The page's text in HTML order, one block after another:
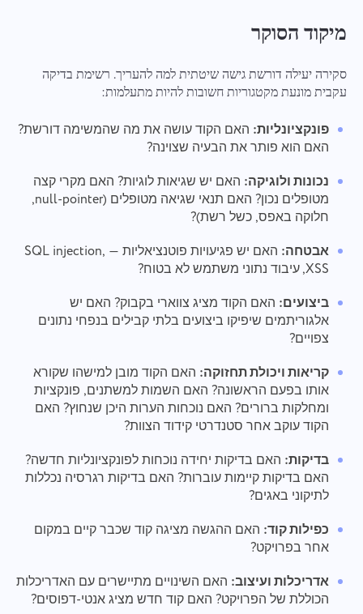
מיקוד הסוקר
סקירה יעילה דורשת גישה שיטתית למה להעריך. רשימת בדיקה
עקבית מונעת מקטגוריות חשובות להיות מתעלמות:
פונקציונליות: האם הקוד עושה את מה שהמשימה דורשת?
האם הוא פותר את הבעיה שצוינה?
נכונות ולוגיקה: האם יש שגיאות לוגיות? האם מקרי קצה
מטופלים נכון? האם תנאי שגיאה מטופלים (null-pointer,
חלוקה באפס, כשל רשת)?
אבטחה:
האם יש פגיעויות פוטנציאליות — SQL injection,
XSS, עיבוד נתוני משתמש לא בטוח?
ביצועים: האם הקוד מציג צווארי בקבוק? האם יש
אלגוריתמים שיפיקו ביצועים בלתי קבילים בנפחי נתונים
צפויים?
קריאות ויכולת תחזוקה: האם הקוד מובן למישהו שקורא
אותו בפעם הראשונה? האם השמות למשתנים, פונקציות
ומחלקות ברורים? האם נוכחות הערות היכן שנחוץ? האם
הקוד עוקב אחר סטנדרטי קידוד הצוות?
בדיקות: האם בדיקות יחידה נוכחות לפונקציונליות חדשה?
האם בדיקות קיימות עוברות? האם בדיקות רגרסיה נכללות
לתיקוני באגים?
כפילות קוד: האם ההגשה מציגה קוד שכבר קיים במקום
אחר בפרויקט?
אדריכלות ועיצוב: האם השינויים מתיישרים עם האדריכלות
הכוללת של הפרויקט? האם קוד חדש מציג אנטי-דפוסים?
דווח על שגיאת תרגום
ספק תיאור של הבעיה יחד עם האפשרות הנכונה
התחבר אלינו
שֵׁם
מספר טלפון
אימייל
דווח על באג
ספציפי, ואל תהסס לצרף כל קבצים רלוונטיים.
ההשתתפות הפעילה שלך עוזרת לנו לשפר את חווית
המשתמש ולהבטיח שירות טוב יותר לכולם.
successfully
אנחנו בהחלט נלמד את זה וננסה ליישם את זה במוצר.
הצע את התכונה שלך
תכונה
איך זה עובד
העלאת קבצים